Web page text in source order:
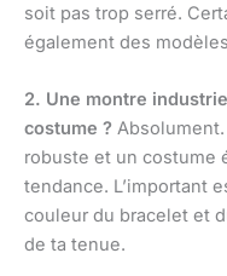
soit pas trop serré.
également des
2. Une montre
costume ?
robuste et un costume
tendance. L’important
couleur du bracelet et
de ta tenue.